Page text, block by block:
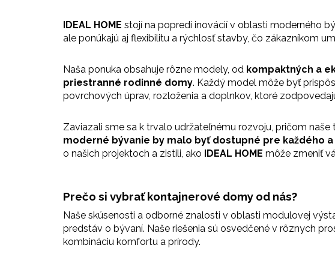
IDEAL HOME stojí na popredí inovácií v oblasti moderného
ale ponúkajú aj flexibilitu a rýchlosť stavby, čo zákazníkom
Naša ponuka obsahuje rôzne modely, od kompaktných a
priestranné rodinné domy. Každý model môže byť
povrchových úprav, rozloženia a doplnkov, ktoré
Zaviazali sme sa k trvalo udržateľnému rozvoju, pričom naše
moderné bývanie by malo byť dostupné pre každého
o našich projektoch a zistili, ako IDEAL HOME môže zmeniť
Prečo si vybrať kontajnerové domy od nás?
Naše skúsenosti a odborné znalosti v oblasti modulovej
predstáv o bývaní. Naše riešenia sú osvedčené v rôznych
kombináciu komfortu a prírody.